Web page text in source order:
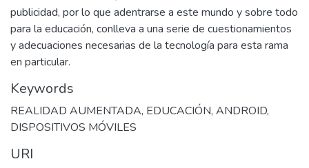
publicidad, por lo que adentrarse a este mundo y sobre todo
para la educación, conlleva a una serie de cuestionamientos
y adecuaciones necesarias de la tecnología para esta rama
en particular.
Keywords
REALIDAD AUMENTADA, EDUCACIÓN, ANDROID,
DISPOSITIVOS MÓVILES
URI